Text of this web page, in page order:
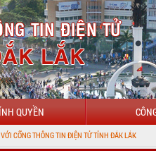
QUYỀN
TIN ĐIỆN TỬ TỈNH ĐẮK LẮK